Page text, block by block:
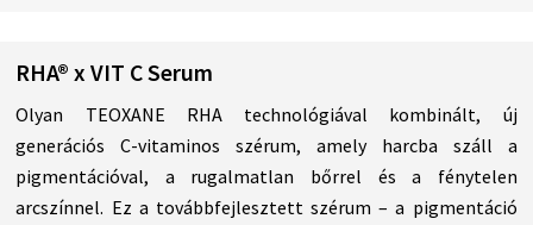
RHA® x VIT C Serum
Olyan TEOXANE RHA technológiával kombinált, új
generációs C-vitaminos szérum, amely harcba száll a
pigmentációval, a rugalmatlan bőrrel és a fénytelen
arcszínnel. Ez a továbbfejlesztett szérum – a pigmentáció